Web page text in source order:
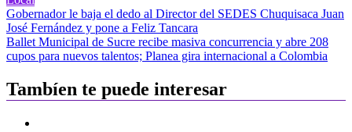
Navegación
de
entradas
Gobernador le baja el dedo al Director del SEDES Chuquisaca Juan
José Fernández y pone a Feliz Tancara
Ballet Municipal de Sucre recibe masiva concurrencia y abre 208
cupos para nuevos talentos; Planea gira internacional a Colombia
Tambíen te puede interesar